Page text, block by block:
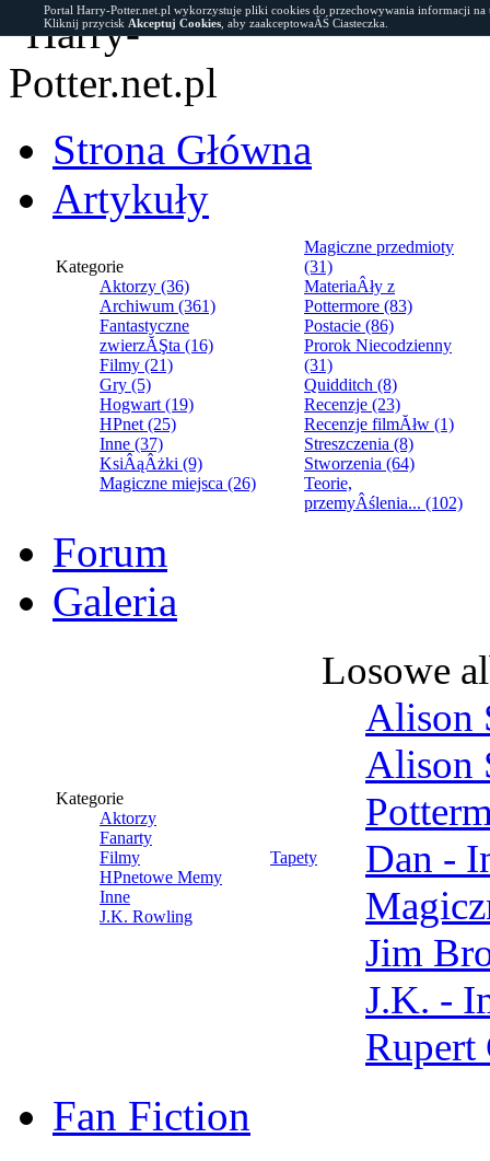
Strona Główna
Artykuły
Kategorie
Aktorzy (36)
Archiwum (361)
Fantastyczne
zwierzĂŞta (16)
Filmy (21)
Gry (5)
Hogwart (19)
HPnet (25)
Inne (37)
KsiÂąÂżki (9)
Magiczne miejsca (26)
Magiczne przedmioty
(31)
MateriaÂły z
Pottermore (83)
Postacie (86)
Prorok Niecodzienny
(31)
Quidditch (8)
Recenzje (23)
Recenzje filmĂłw (1)
Streszczenia (8)
Stworzenia (64)
Teorie,
przemyÂślenia... (102)
Forum
Galeria
Kategorie
Aktorzy
Fanarty
Filmy
HPnetowe Memy
Inne
J.K. Rowling
Tapety
Losowe
Alison
Alison
Dan -
Jim
J.K. -
Rupert
Fan Fiction
Portal Harry-Potter.net.pl wykorzystuje pliki cookies do przechowywania informacji
Kliknij przycisk Akceptuj Cookies , aby zaakceptowaĂŚ Ciasteczka.